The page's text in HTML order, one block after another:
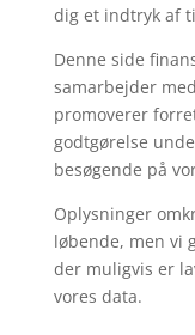
dig et indtryk af
Denne side
samarbejder
promoverer
godtgørelse
besøgende på
Oplysninger
løbende, men vi
der muligvis er
vores data.